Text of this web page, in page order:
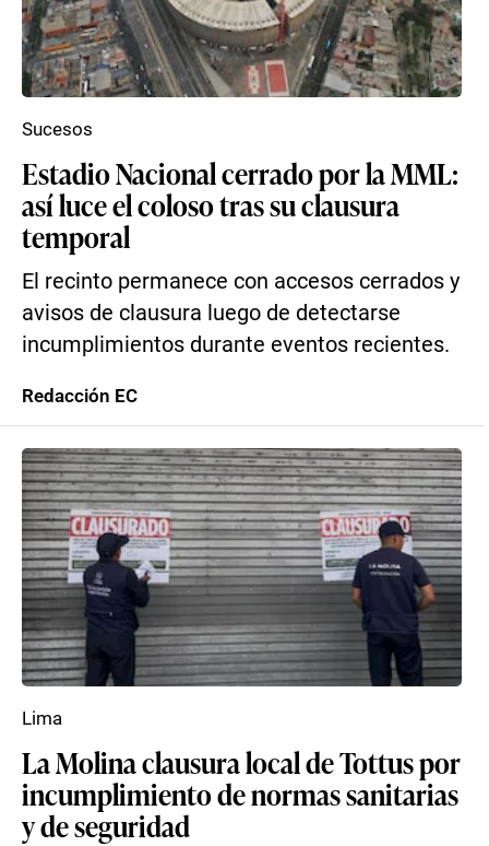
Estadio Nacional cerrado por la MML:
así luce el coloso tras su clausura
temporal
El recinto permanece con accesos cerrados y
avisos de clausura luego de detectarse
incumplimientos durante eventos recientes.
Sucesos
Redacción EC
La Molina clausura local de Tottus por
incumplimiento de normas sanitarias
y de seguridad
Lima